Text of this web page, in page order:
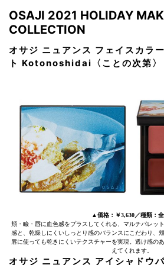
OSAJI 2021 HOLIDAY
COLLECTION
オサジ ニュアンス フェイスカラ
ト Kotonoshidai〈ことの次第〉
▲価格：￥3,630／種類：
頬・瞼・唇に血色感をプラスしてくれる、マルチパレッ
感と、乾燥しにくいしっとり感のバランスにこだわり、
唇に使っても乾きにくいテクスチャーを実現。透け感の
えてくれます。
オサジ ニュアンス アイシャドウ